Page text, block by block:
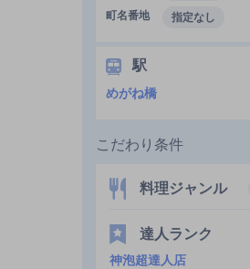
町名番地
指定なし
駅
めがね橋
こだわり条件
料理ジャンル
達人ランク
神泡超達人店